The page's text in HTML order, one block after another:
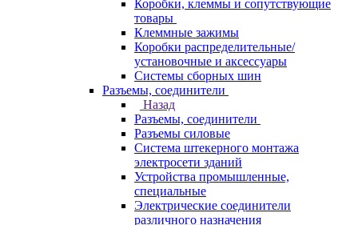
Коробки, клеммы и сопутствующие
товары
Клеммные зажимы
Коробки распределительные/
установочные и аксессуары
Системы сборных шин
Разъемы, соединители
Назад
Разъемы, соединители
Разъемы силовые
Система штекерного монтажа
электросети зданий
Устройства промышленные,
специальные
Электрические соединители
различного назначения